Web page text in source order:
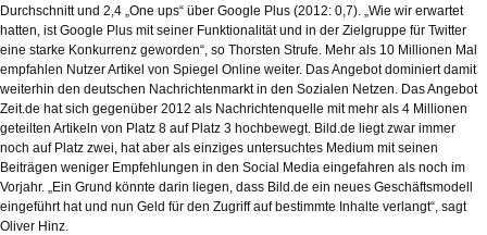
Durchschnitt und 2,4 „One ups“ über Google Plus (2012: 0,7). „Wie wir erwartet
hatten, ist Google Plus mit seiner Funktionalität und in der Zielgruppe für Twitter
eine starke Konkurrenz geworden“, so Thorsten Strufe. Mehr als 10 Millionen Mal
empfahlen Nutzer Artikel von Spiegel Online weiter. Das Angebot dominiert damit
weiterhin den deutschen Nachrichtenmarkt in den Sozialen Netzen. Das Angebot
Zeit.de hat sich gegenüber 2012 als Nachrichtenquelle mit mehr als 4 Millionen
geteilten Artikeln von Platz 8 auf Platz 3 hochbewegt. Bild.de liegt zwar immer
noch auf Platz zwei, hat aber als einziges untersuchtes Medium mit seinen
Beiträgen weniger Empfehlungen in den Social Media eingefahren als noch im
Vorjahr. „Ein Grund könnte darin liegen, dass Bild.de ein neues Geschäftsmodell
eingeführt hat und nun Geld für den Zugriff auf bestimmte Inhalte verlangt“, sagt
Oliver Hinz.